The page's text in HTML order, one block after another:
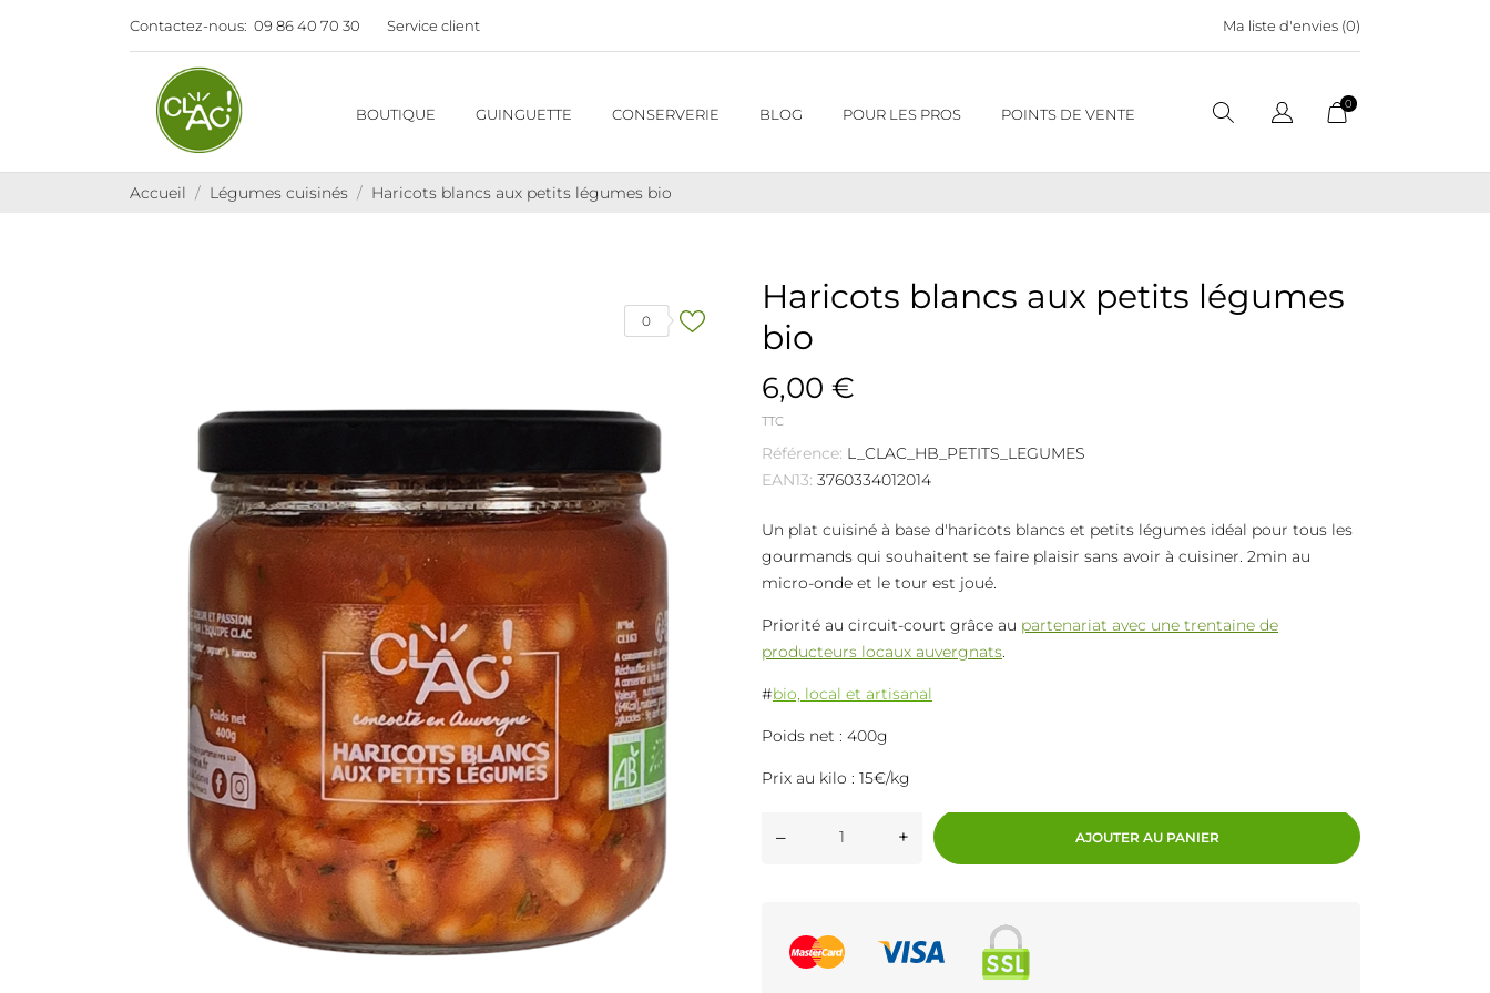
Contactez-nous: 09 86 40 70 30 Service client Ma liste d'envies (0)
BOUTIQUE GUINGUETTE CONSERVERIE BLOG POUR LES PROS POINTS DE VENTE
0
Accueil Légumes cuisinés Haricots blancs aux petits légumes bio
0
Haricots blancs aux petits légumes
bio
6,00 €
TTC
Référence: L_CLAC_HB_PETITS_LEGUMES
EAN13: 3760334012014
Un plat cuisiné à base d'haricots blancs et petits légumes idéal pour tous les
gourmands qui souhaitent se faire plaisir sans avoir à cuisiner. 2min au
micro-onde et le tour est joué.
Priorité au circuit-court grâce au partenariat avec une trentaine de
producteurs locaux auvergnats.
#bio, local et artisanal
Poids net : 400g
Prix au kilo : 15€/kg
– + AJOUTER AU PANIER